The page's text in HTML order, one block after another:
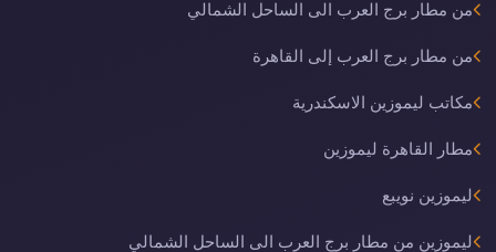
من مطار برج العرب الى الساحل الشمالي
من مطار برج العرب إلى القاهرة
مكاتب ليموزين الاسكندرية
مطار القاهرة ليموزين
ليموزين نويبع
ليموزين من مطار برج العرب الى الساحل الشمالي